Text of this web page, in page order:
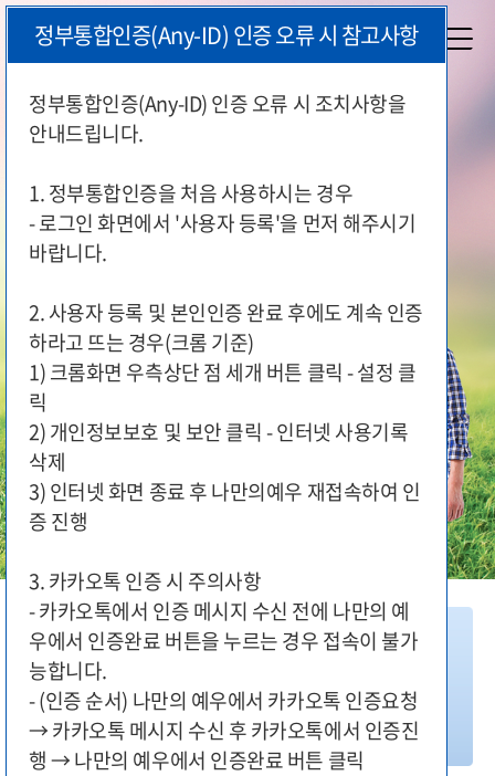
본
시
국가유공자와 보훈가족이 편리하게
지원 서비스를 이용하실 수 있도록
국가보훈부가 함께 합니다.
정부통합인증(Any-ID) 인증 오류 시 참고사항
정부통합인증(Any-ID) 인증 오류 시 조치사항을
안내드립니다.
1. 정부통합인증을 처음 사용하시는 경우
- 로그인 화면에서 '사용자 등록'을 먼저 해주시기
바랍니다.
2. 사용자 등록 및 본인인증 완료 후에도 계속 인증
하라고 뜨는 경우(크롬 기준)
1) 크롬화면 우측상단 점 세개 버튼 클릭 - 설정 클
릭
2) 개인정보보호 및 보안 클릭 - 인터넷 사용기록
삭제
3) 인터넷 화면 종료 후 나만의예우 재접속하여 인
증 진행
3. 카카오톡 인증 시 주의사항
- 카카오톡에서 인증 메시지 수신 전에 나만의 예
우에서 인증완료 버튼을 누르는 경우 접속이 불가
능합니다.
- (인증 순서) 나만의 예우에서 카카오톡 인증요청
→ 카카오톡 메시지 수신 후 카카오톡에서 인증진
행 → 나만의 예우에서 인증완료 버튼 클릭